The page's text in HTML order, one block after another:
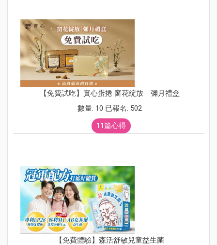
【免費試吃】實心蛋捲 窗花綻放｜彌月禮盒
數量: 10 已報名: 502
11篇心得
【免費體驗】森活舒敏兒童益生菌